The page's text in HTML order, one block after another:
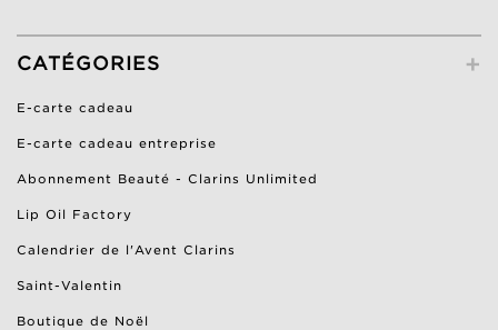
+
CATÉGORIES
E-carte cadeau
E-carte cadeau entreprise
Abonnement Beauté - Clarins Unlimited
Lip Oil Factory
Calendrier de l'Avent Clarins
Saint-Valentin
Boutique de Noël